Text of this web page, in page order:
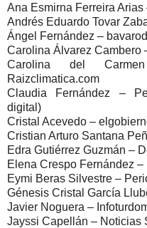
Ana Esmirna Ferreira Arias
Andrés Eduardo Tovar
Ángel Fernández –
Carolina Álvarez Cambero
Carolina del
Raizclimatica.com
Claudia Fernández –
digital)
Cristal Acevedo –
Cristian Arturo Santana
Edra Gutiérrez Guzmán –
Elena Crespo Fernández –
Eymi Beras Silvestre –
Génesis Cristal García
Javier Noguera –
Jayssi Capellán – Noticias